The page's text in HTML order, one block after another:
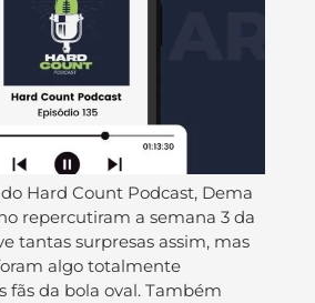
do ⁠⁠⁠⁠⁠⁠Hard Count Podcast⁠⁠⁠⁠⁠⁠, ⁠⁠⁠⁠⁠⁠Dema
repercutiram a semana 3 da
tantas surpresas assim, mas
algo totalmente
fãs da bola oval. Também